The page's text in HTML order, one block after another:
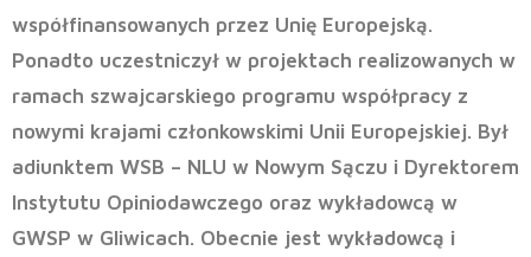
współfinansowanych przez Unię Europejską.
Ponadto uczestniczył w projektach realizowanych w
ramach szwajcarskiego programu współpracy z
nowymi krajami członkowskimi Unii Europejskiej. Był
adiunktem WSB – NLU w Nowym Sączu i Dyrektorem
Instytutu Opiniodawczego oraz wykładowcą w
GWSP w Gliwicach. Obecnie jest wykładowcą i